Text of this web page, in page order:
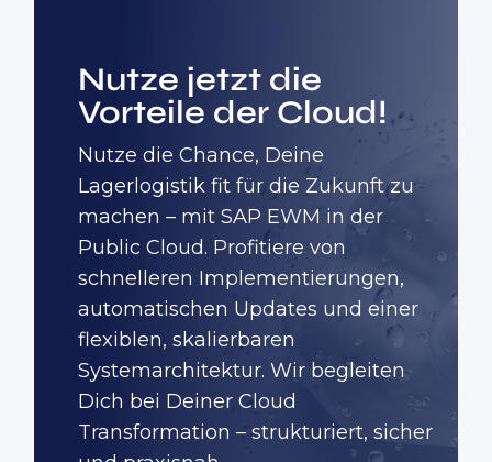
Nutze jetzt die
Vorteile der Cloud!
Nutze die Chance, Deine
Lagerlogistik fit für die Zukunft zu
machen – mit SAP EWM in der
Public Cloud. Profitiere von
schnelleren Implementierungen,
automatischen Updates und einer
flexiblen, skalierbaren
Systemarchitektur. Wir begleiten
Dich bei Deiner Cloud
Transformation – strukturiert, sicher